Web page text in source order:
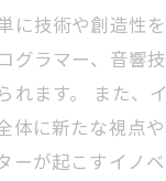
に技術や創造性
グラマー、音響
れます。 また、
体に新たな視点
ーが起こすイノ